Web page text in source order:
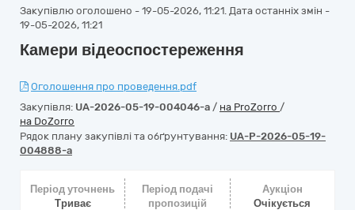
Закупівлю оголошено - 19-05-2026, 11:21. Дата останніх змін -
19-05-2026, 11:21
Камери відеоспостереження
Оголошення про проведення.pdf
Закупівля: UA-2026-05-19-004046-a / на ProZorro /
на DoZorro
Рядок плану закупівлі та обґрунтування: UA-P-2026-05-19-
004888-a
Період уточнень
Триває
Період подачі
пропозицій
Аукціон
Очікується